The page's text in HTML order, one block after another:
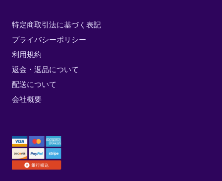
特定商取引法に基づく表記
プライバシーポリシー
利用規約
返金・返品について
配送について
会社概要